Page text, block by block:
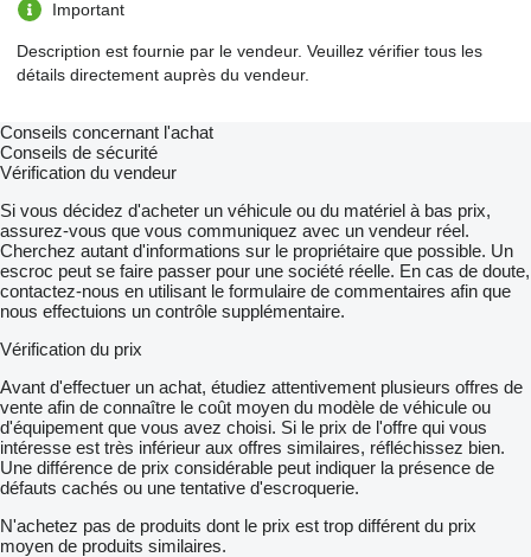
Important
Description est fournie par le vendeur. Veuillez vérifier tous les
détails directement auprès du vendeur.
Conseils concernant l'achat
Conseils de sécurité
Vérification du vendeur
Si vous décidez d'acheter un véhicule ou du matériel à bas prix,
assurez-vous que vous communiquez avec un vendeur réel.
Cherchez autant d'informations sur le propriétaire que possible. Un
escroc peut se faire passer pour une société réelle. En cas de doute,
contactez-nous en utilisant le formulaire de commentaires afin que
nous effectuions un contrôle supplémentaire.
Vérification du prix
Avant d'effectuer un achat, étudiez attentivement plusieurs offres de
vente afin de connaître le coût moyen du modèle de véhicule ou
d'équipement que vous avez choisi. Si le prix de l'offre qui vous
intéresse est très inférieur aux offres similaires, réfléchissez bien.
Une différence de prix considérable peut indiquer la présence de
défauts cachés ou une tentative d'escroquerie.
N'achetez pas de produits dont le prix est trop différent du prix
moyen de produits similaires.